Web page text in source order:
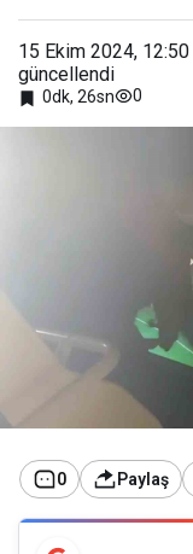
15 Ekim 2024, 12:50
güncellendi
0dk, 26sn 0
0 Paylaş